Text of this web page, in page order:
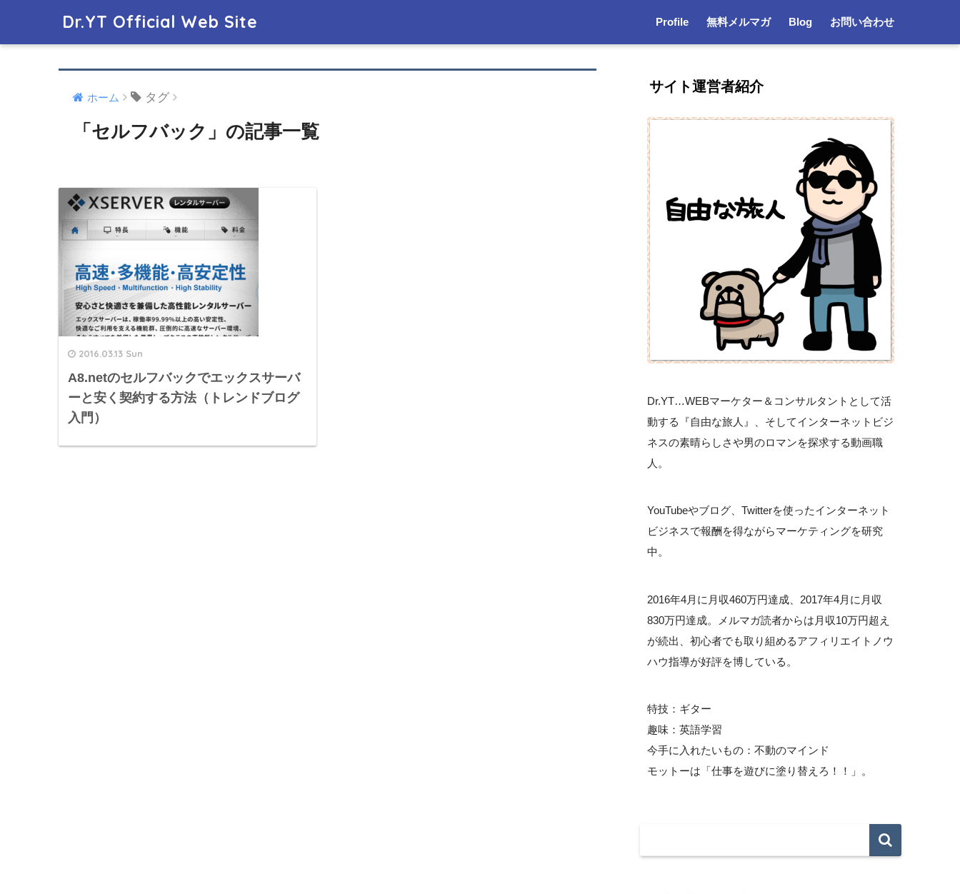
Dr.YT Official Web Site Profile 無料メルマガ Blog お問い合わせ
ホーム タグ
「セルフバック」の記事一覧
2016.03.13 Sun
A8.netのセルフバックでエックスサーバ
ーと安く契約する方法（トレンドブログ
入門）
サイト運営者紹介
Dr.YT…WEBマーケター＆コンサルタントとして活
動する『自由な旅人』、そしてインターネットビジ
ネスの素晴らしさや男のロマンを探求する動画職
人。
YouTubeやブログ、Twitterを使ったインターネット
ビジネスで報酬を得ながらマーケティングを研究
中。
2016年4月に月収460万円達成、2017年4月に月収
830万円達成。メルマガ読者からは月収10万円超え
が続出、初心者でも取り組めるアフィリエイトノウ
ハウ指導が好評を博している。
特技：ギター
趣味：英語学習
今手に入れたいもの：不動のマインド
モットーは「仕事を遊びに塗り替えろ！！」。